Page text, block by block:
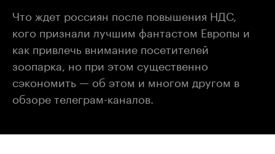
Что ждет россиян после повышения НДС,
кого признали лучшим фантастом Европы и
как привлечь внимание посетителей
зоопарка, но при этом существенно
сэкономить — об этом и многом другом в
обзоре телеграм-каналов.